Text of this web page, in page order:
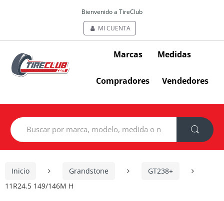
Bienvenido a TireClub
MI CUENTA
Marcas Medidas
Compradores Vendedores
Search
for:
Inicio Grandstone
GT238+
11R24.5 149/146M H